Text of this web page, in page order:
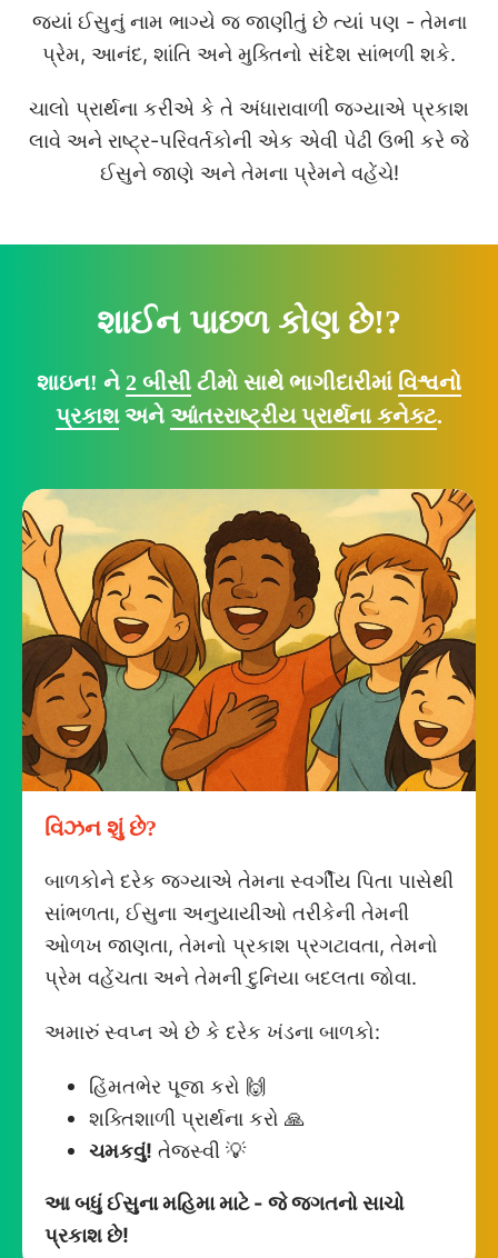
જ્યાં ઈસુનું નામ ભાગ્યે જ જાણીતું છે ત્યાં પણ - તેમના
પ્રેમ, આનંદ, શાંતિ અને મુક્તિનો સંદેશ સાંભળી શકે.
ચાલો પ્રાર્થના કરીએ કે તે અંધારાવાળી જગ્યાએ પ્રકાશ
લાવે અને રાષ્ટ્ર-પરિવર્તકોની એક એવી પેઢી ઉભી કરે જે
ઈસુને જાણે અને તેમના પ્રેમને વહેંચે!
શાઈન પાછળ કોણ છે!?
શાઇન! ને 2 બીસી ટીમો સાથે ભાગીદારીમાં વિશ્વનો
પ્રકાશઅને આંતરરાષ્ટ્રીય પ્રાર્થના કનેક્ટ.
વિઝન શું છે?
બાળકોને દરેક જગ્યાએ તેમના સ્વર્ગીય પિતા પાસેથી
સાંભળતા, ઈસુના અનુયાયીઓ તરીકેની તેમની
ઓળખ જાણતા, તેમનો પ્રકાશ પ્રગટાવતા, તેમનો
પ્રેમ વહેંચતા અને તેમની દુનિયા બદલતા જોવા.
અમારું સ્વપ્ન એ છે કે દરેક ખંડના બાળકો:
હિંમતભેર પૂજા કરો 🙌
શક્તિશાળી પ્રાર્થના કરો 🙏
ચમકવું! તેજસ્વી 💡
આ બધું ઈસુના મહિમા માટે - જે જગતનો સાચો
પ્રકાશ છે!